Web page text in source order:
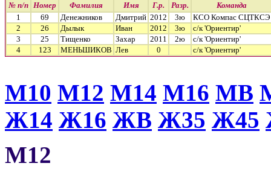
№ п/п Номер Фамилия Имя Г.р. Разр.
Команда
1
69 Денежников Дмитрий 2012 3ю
КСО Компас СЦТКСЭ
2
26 Дылык Иван 2012 3ю
с/к 'Ориентир'
3
25 Тищенко Захар 2011 2ю
с/к 'Ориентир'
4
123 МЕНЬШИКОВ Лев 0 с/к 'Ориентир'
М10 М12 М14 М16 МВ
Ж14 Ж16 ЖВ Ж35 Ж45
М12